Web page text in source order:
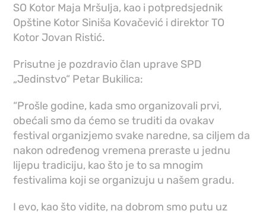
SO Kotor Maja Mršulja, kao i potpredsjednik
Opštine Kotor Siniša Kovačević i direktor TO
Kotor Jovan Ristić.
Prisutne je pozdravio član uprave SPD
„Jedinstvo“ Petar Bukilica:
“Prošle godine, kada smo organizovali prvi,
obećali smo da ćemo se truditi da ovakav
festival organizjemo svake naredne, sa ciljem da
nakon određenog vremena preraste u jednu
lijepu tradiciju, kao što je to sa mnogim
festivalima koji se organizuju u našem gradu.
I evo, kao što vidite, na dobrom smo putu uz